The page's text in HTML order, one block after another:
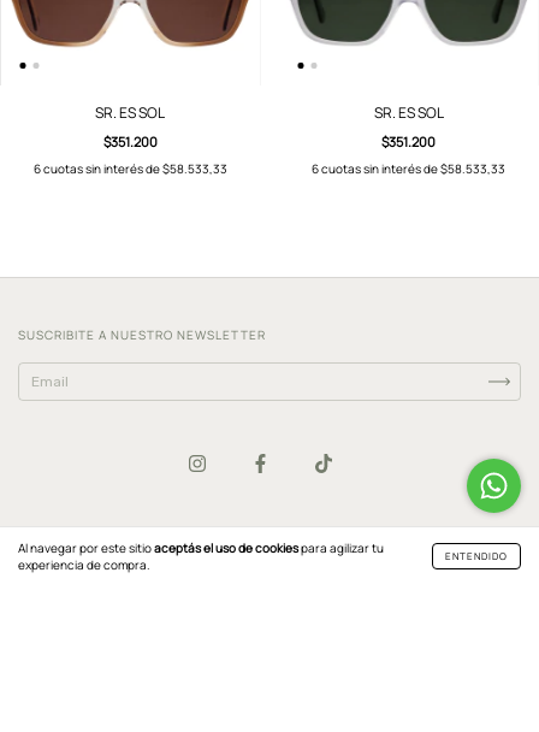
Al navegar por este sitioaceptás el uso de cookiespara agilizar tu
experiencia de compra.
ENTENDIDO
SR. ES SOL
$351.200
6cuotas sin interés de$58.533,33
SR. ES SOL
$351.200
6cuotas sin interés de$58.533,33
SUSCRIBITE A NUESTRO NEWSLETTER
CATEGORÍAS